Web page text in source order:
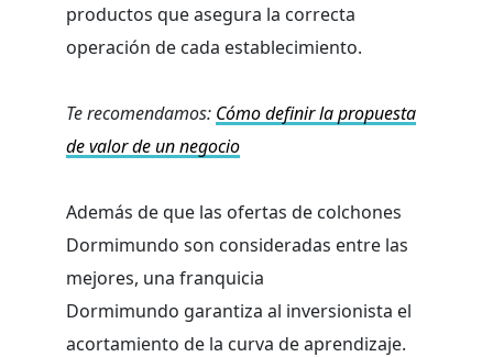
productos que asegura la correcta
operación de cada establecimiento.
Te recomendamos: Cómo definir la propuesta
de valor de un negocio
Además de que las ofertas de colchones
Dormimundo son consideradas entre las
mejores, una franquicia
Dormimundo garantiza al inversionista el
acortamiento de la curva de aprendizaje.